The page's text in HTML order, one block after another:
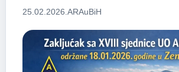
25.02.2026. ARAuBiH